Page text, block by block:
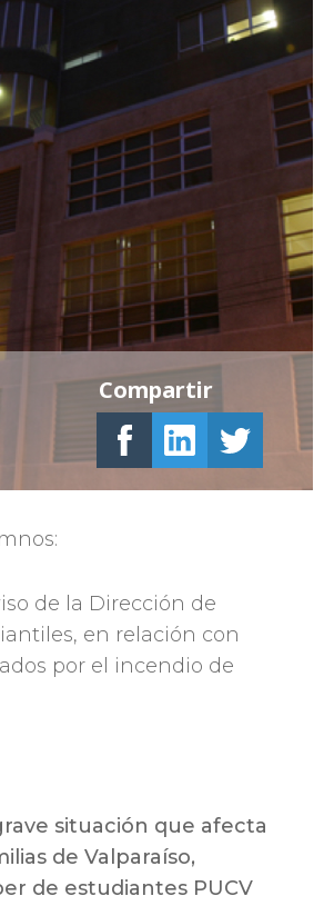
de la Dirección de
en relación con
por el incendio de
situación que afecta
de Valparaíso,
de estudiantes PUCV
Compartir